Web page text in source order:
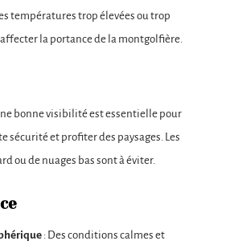
températures trop élevées ou trop
la portance de la montgolfière.
bonne visibilité est essentielle pour
sécurité et profiter des paysages. Les
ou de nuages bas sont à éviter.
: Des conditions calmes et